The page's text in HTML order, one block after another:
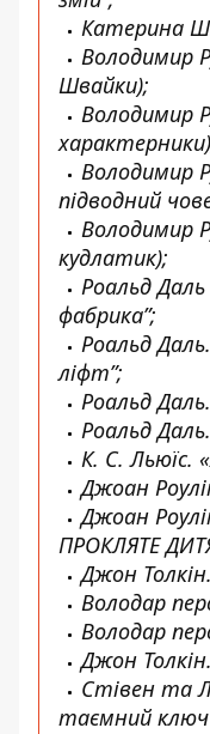
Катерина
Володимир
Швайки);
Володимир
Володимир
підводний
Володимир
кудлатик);
Роальд
фабрика”;
Роальд
ліфт”;
Роальд
Роальд
К. С. Льюїс.
Джоан
Джоан
ПРОКЛЯТЕ
Джон
Володар
Володар
Джон
Стівен та
таємний ключ